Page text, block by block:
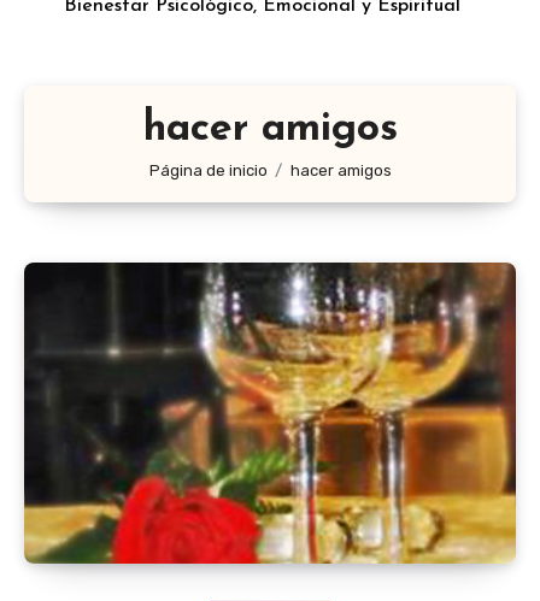
Bienestar Psicológico, Emocional y Espiritual
hacer amigos
Página de inicio hacer amigos